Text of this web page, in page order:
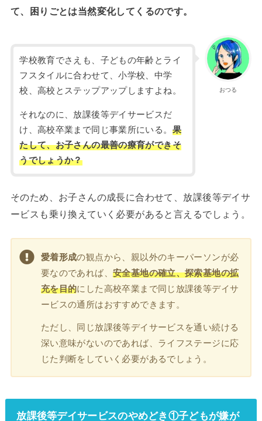
て、困りごとは当然変化してくるのです。
おつる
学校教育でさえも、子どもの年齢とライ
フスタイルに合わせて、小学校、中学
校、高校とステップアップしますよね。
それなのに、放課後等デイサービスだ
け、高校卒業まで同じ事業所にいる。 果
たして、お子さんの最善の療育ができそ
うでしょうか？
そのため、お子さんの成長に合わせて、放課後等デイサ
ービスも乗り換えていく必要があると言えるでしょう。
愛着形成の観点から、親以外のキーパーソンが必
要なのであれば、 安全基地の確立、探索基地の拡
充を目的にした高校卒業まで同じ放課後等デイサ
ービスの通所はおすすめできます。
ただし、同じ放課後等デイサービスを通い続ける
深い意味がないのであれば、ライフステージに応
じた判断をしていく必要があるでしょう。
放課後等デイサービスのやめどき①子どもが嫌が